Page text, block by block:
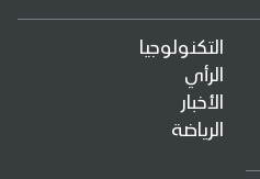
التكنولوجيا
الرأي
الأخبار
الرياضة